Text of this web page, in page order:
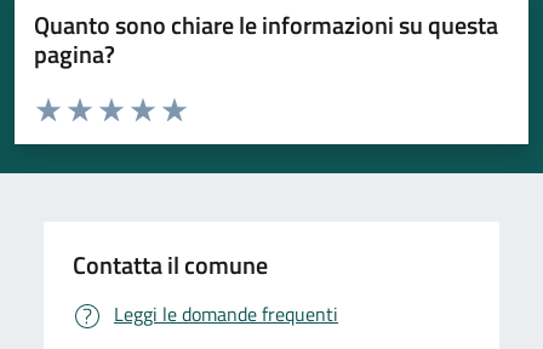
Quanto sono chiare le informazioni su questa
pagina?
Valuta da 1 a 5 stelle la pagina
Valuta 5 stelle su 5
Valuta 4 stelle su 5
Valuta 3 stelle su 5
Valuta 2 stelle su 5
Valuta 1 stelle su 5
Contatta il comune
Leggi le domande frequenti